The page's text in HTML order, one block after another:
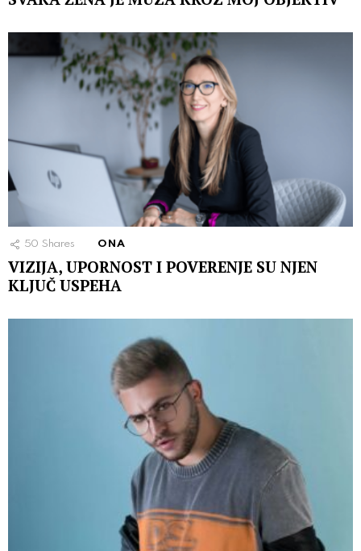
50 Shares ONA
VIZIJA, UPORNOST I POVERENJE SU NJEN
KLJUČ USPEHA